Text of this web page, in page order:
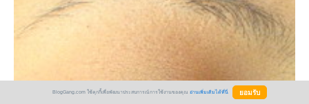
BlogGang.com ใช้คุกกี้เพื่อพัฒนาประสบการณ์การใช้งานของคุณ อ่านเพิ่มเติมได้ที่นี่